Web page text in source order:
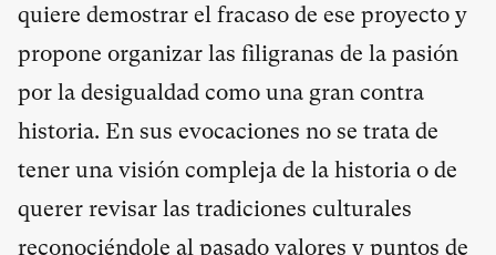
quiere demostrar el fracaso de ese proyecto y
propone organizar las filigranas de la pasión
por la desigualdad como una gran contra
historia. En sus evocaciones no se trata de
tener una visión compleja de la historia o de
querer revisar las tradiciones culturales
reconociéndole al pasado valores y puntos de